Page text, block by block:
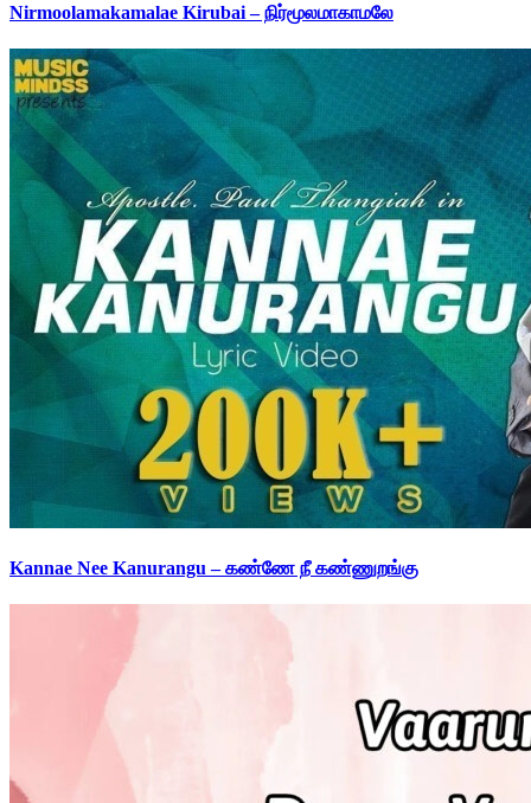
Nirmoolamakamalae Kirubai – நிர்மூலமாகாமலே
Kannae Nee Kanurangu – கண்ணே நீ கண்ணுறங்கு